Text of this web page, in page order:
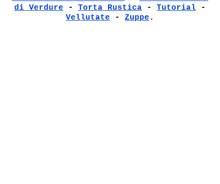
di Verdure - Torta Rustica - Tutorial -
Vellutate - Zuppe .